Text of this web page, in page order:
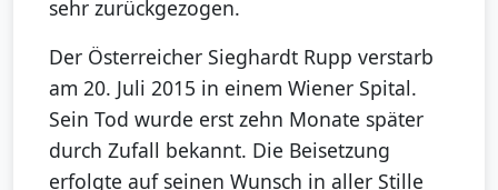
sehr zurückgezogen.
Der Österreicher Sieghardt Rupp verstarb
am 20. Juli 2015 in einem Wiener Spital.
Sein Tod wurde erst zehn Monate später
durch Zufall bekannt. Die Beisetzung
erfolgte auf seinen Wunsch in aller Stille